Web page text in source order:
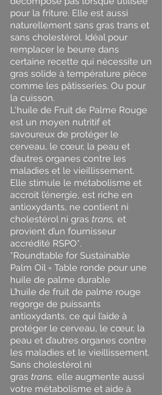
pour la friture. Elle est aussi
naturellement sans gras trans et
sans cholestérol. Idéal pour
remplacer le beurre dans
certaine recette qui nécessite un
gras solide à température pièce
comme les pâtisseries. Ou pour
la cuisson.
L'huile de Fruit de Palme Rouge
est un moyen nutritif et
savoureux de protéger le
cerveau, le cœur, la peau et
d’autres organes contre les
maladies et le vieillissement.
Elle stimule le métabolisme et
accroit l’énergie, est riche en
antioxydants, ne contient ni
cholestérol ni gras trans, et
provient d’un fournisseur
accrédité RSPO*.
*Roundtable for Sustainable
Palm Oil = Table ronde pour une
huile de palme durable
L’huile de fruit de palme rouge
regorge de puissants
antioxydants, ce qui l’aide à
protéger le cerveau, le cœur, la
peau et d’autres organes contre
les maladies et le vieillissement.
Sans cholestérol ni
gras trans, elle augmente aussi
votre métabolisme et aide à